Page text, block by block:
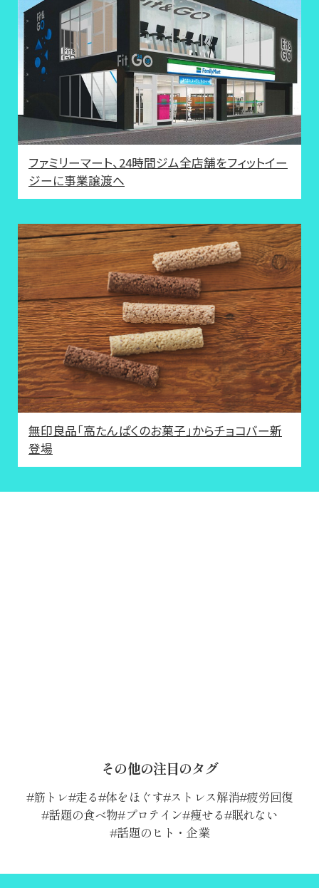
ファミリーマート、24時間ジム全店舗をフィットイー
ジーに事業譲渡へ
無印良品「高たんぱくのお菓子」からチョコバー新
登場
その他の注目のタグ
筋トレ 走る 体をほぐす ストレス解消 疲労回復
話題の食べ物 プロテイン 痩せる 眠れない
話題のヒト・企業